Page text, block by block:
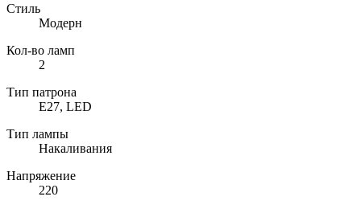
Стиль
Модерн
Кол-во ламп
2
Тип патрона
E27, LED
Тип лампы
Накаливания
Напряжение
220